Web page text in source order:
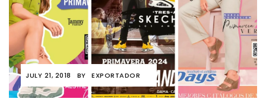
JULY 21, 2018 BY EXPORTADOR